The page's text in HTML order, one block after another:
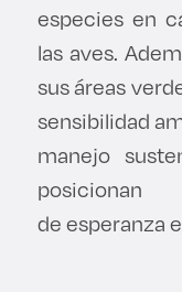
especies en
las aves.
sus áreas
sensibilidad
manejo
de esperanza